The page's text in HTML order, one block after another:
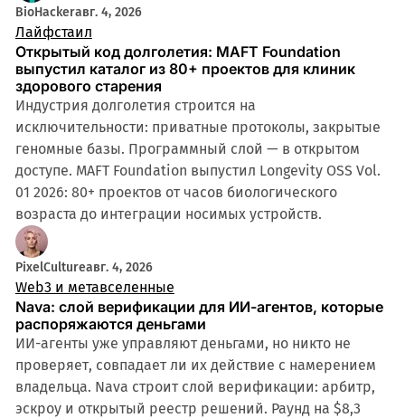
BioHackerавг. 4, 2026
Лайфстаил
Открытый код долголетия: MAFT Foundation
выпустил каталог из 80+ проектов для клиник
здорового старения
Индустрия долголетия строится на
исключительности: приватные протоколы, закрытые
геномные базы. Программный слой — в открытом
доступе. MAFT Foundation выпустил Longevity OSS Vol.
01 2026: 80+ проектов от часов биологического
возраста до интеграции носимых устройств.
PixelCultureавг. 4, 2026
Web3 и метавселенные
Nava: слой верификации для ИИ-агентов, которые
распоряжаются деньгами
ИИ-агенты уже управляют деньгами, но никто не
проверяет, совпадает ли их действие с намерением
владельца. Nava строит слой верификации: арбитр,
эскроу и открытый реестр решений. Раунд на $8,3